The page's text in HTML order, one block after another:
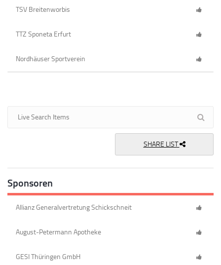
TSV Breitenworbis
TTZ Sponeta Erfurt
Nordhäuser Sportverein
SHARE LIST
Sponsoren
Allianz Generalvertretung Schickschneit
August-Petermann Apotheke
GESI Thüringen GmbH